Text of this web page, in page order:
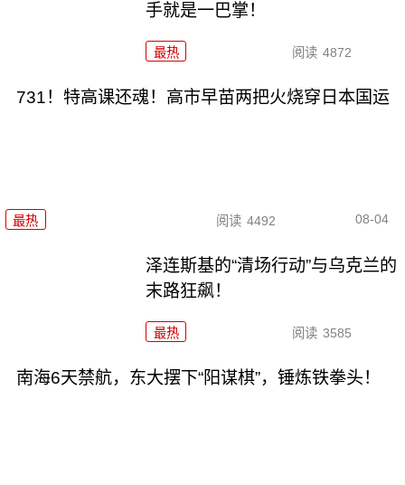
手就是一巴掌！
最热 阅读 4872
731！特高课还魂！高市早苗两把火烧穿日本国运
最热 阅读 4492 08-04
泽连斯基的“清场行动”与乌克兰的
末路狂飙！
最热 阅读 3585
南海6天禁航，东大摆下“阳谋棋”，锤炼铁拳头！